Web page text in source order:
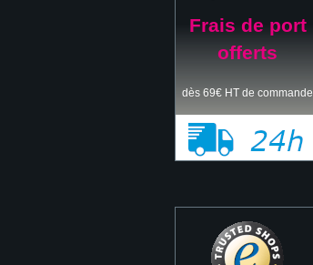
Frais de port
offerts
dès 69€ HT de commande